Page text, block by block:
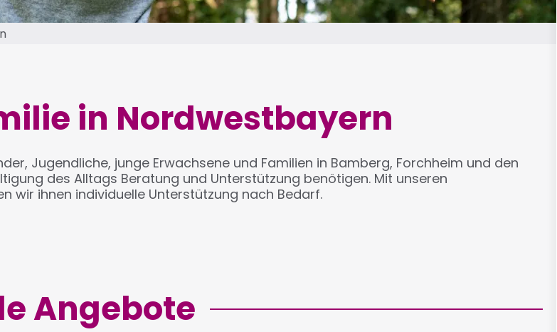
in Nordwestbayern
Jugendliche, junge Erwachsene und Familien in Bamberg, Forchheim und den
des Alltags Beratung und Unterstützung benötigen. Mit unseren
wir ihnen individuelle Unterstützung nach Bedarf.
Angebote